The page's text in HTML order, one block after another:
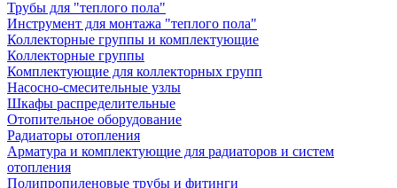
Трубы для "теплого пола"
Инструмент для монтажа "теплого пола"
Коллекторные группы и комплектующие
Коллекторные группы
Комплектующие для коллекторных групп
Насосно-смесительные узлы
Шкафы распределительные
Отопительное оборудование
Радиаторы отопления
Арматура и комплектующие для радиаторов и систем
отопления
Полипропиленовые трубы и фитинги